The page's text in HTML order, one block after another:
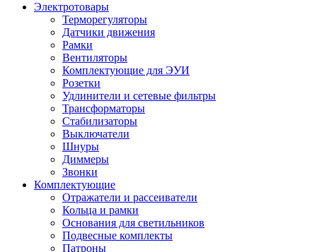
Электротовары
Терморегуляторы
Датчики движения
Рамки
Вентиляторы
Комплектующие для ЭУИ
Розетки
Удлинители и сетевые фильтры
Трансформаторы
Стабилизаторы
Выключатели
Шнуры
Диммеры
Звонки
Комплектующие
Отражатели и рассеиватели
Кольца и рамки
Основания для светильников
Подвесные комплекты
Патроны